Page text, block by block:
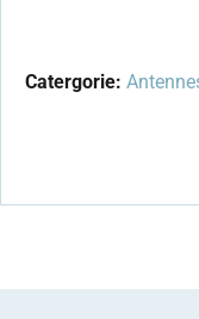
Catergorie: